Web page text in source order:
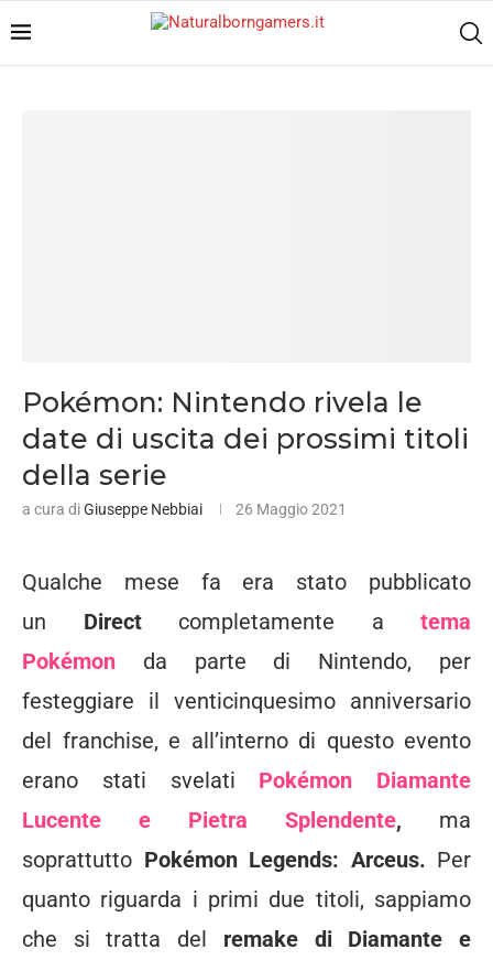
Pokémon: Nintendo rivela le
date di uscita dei prossimi titoli
della serie
a cura diGiuseppe Nebbiai 26 Maggio 2021
Qualche mese fa era stato pubblicato
un Direct completamente a tema
Pokémon
da parte di Nintendo, per
festeggiare il venticinquesimo anniversario
del franchise, e all’interno di questo evento
erano stati svelati Pokémon Diamante
Lucente e Pietra Splendente, ma
soprattutto Pokémon Legends: Arceus. Per
quanto riguarda i primi due titoli, sappiamo
che si tratta del remake di Diamante e